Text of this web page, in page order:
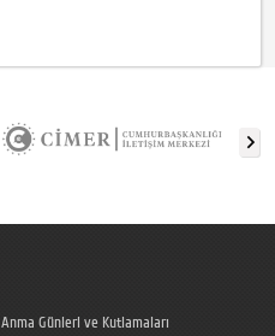
Anma Günleri ve Kutlamaları